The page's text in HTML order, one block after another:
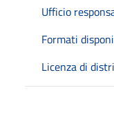
Ufficio
Formati
Licenza di